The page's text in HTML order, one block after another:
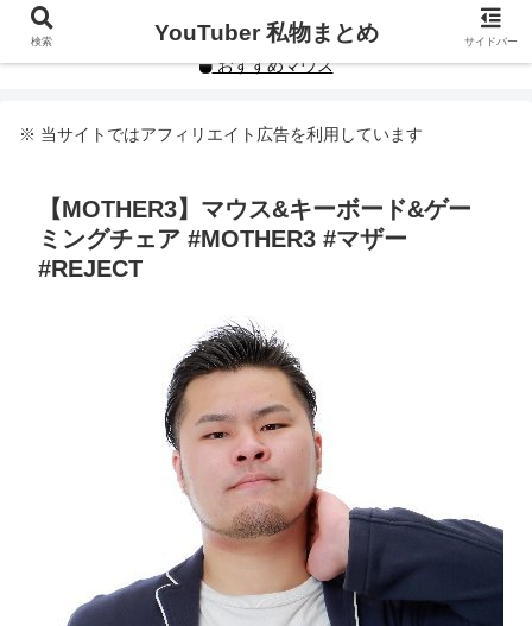
YouTuberや人気インフルエンサーの私物まとめです。
おすすめマウス
※ 当サイトではアフィリエイト広告を利用しています
【MOTHER3】マウス&キーボード&ゲー
ミングチェア #MOTHER3 #マザー
#REJECT
検索 YouTuber 私物まとめ サイドバー